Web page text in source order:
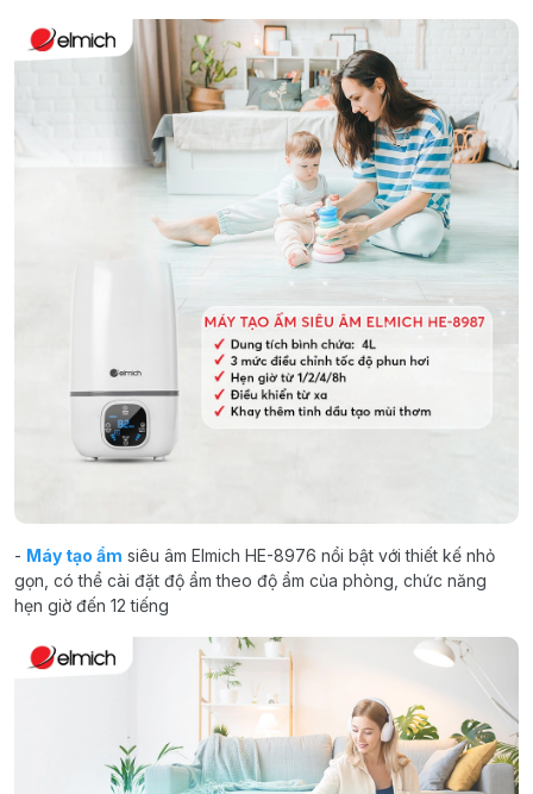
- Máy tạo ẩm siêu âm Elmich HE-8976 nổi bật với thiết kế nhỏ
gọn, có thể cài đặt độ ẩm theo độ ẩm của phòng, chức năng
hẹn giờ đến 12 tiếng